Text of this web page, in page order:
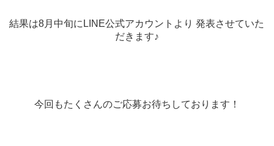
結果は8月中旬にLINE公式アカウントより 発表させていた
だきます♪
今回もたくさんのご応募お待ちしております！